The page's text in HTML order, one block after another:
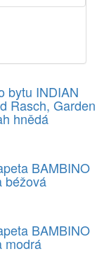
bytu INDIAN
Rasch, Garden
hnědá
BAMBINO
béžová
BAMBINO
modrá